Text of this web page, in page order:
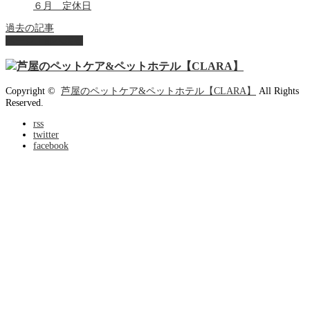
６月 定休日
過去の記事
Copyright © 芦屋のペットケア&ペットホテル【CLARA】
All Rights
Reserved.
rss
twitter
facebook